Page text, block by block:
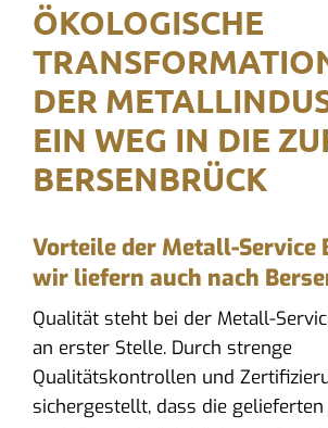
ÖKOLOGISCHE
DER
EIN WEG IN DIE
BERSENBRÜCK
Vorteile der Metall-Service
wir liefern auch nach
Qualität steht bei der Metall-
an erster Stelle. Durch strenge
Qualitätskontrollen und
sichergestellt, dass die